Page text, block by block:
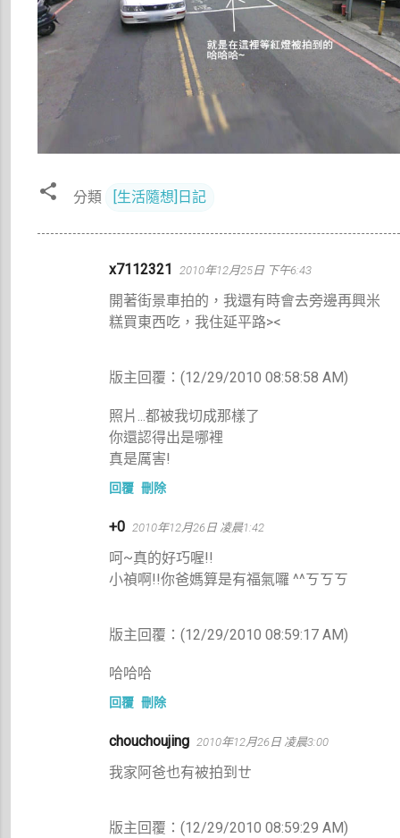
分類 [生活隨想]日記
x7112321 2010年12月25日 下午6:43
開著街景車拍的，我還有時會去旁邊再興米
糕買東西吃，我住延平路><
版主回覆：(12/29/2010 08:58:58 AM)
照片...都被我切成那樣了
你還認得出是哪裡
真是厲害!
回覆 刪除
+0 2010年12月26日 凌晨1:42
呵~真的好巧喔!!
小禎啊!!你爸媽算是有福氣囉 ^^ㄎㄎㄎ
版主回覆：(12/29/2010 08:59:17 AM)
哈哈哈
回覆 刪除
chouchoujing 2010年12月26日 凌晨3:00
我家阿爸也有被拍到ㄝ
版主回覆：(12/29/2010 08:59:29 AM)